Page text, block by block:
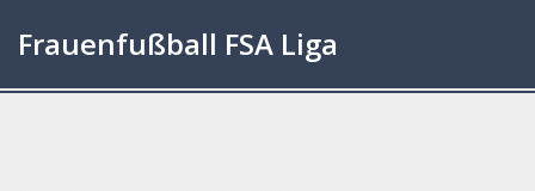
Frauenfußball FSA Liga